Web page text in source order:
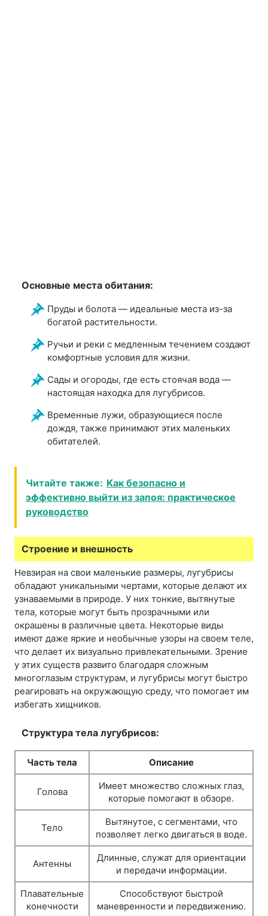
Основные места обитания:
Пруды и болота — идеальные места из-за
богатой растительности.
Ручьи и реки с медленным течением создают
комфортные условия для жизни.
Сады и огороды, где есть стоячая вода —
настоящая находка для лугубрисов.
Временные лужи, образующиеся после
дождя, также принимают этих маленьких
обитателей.
Читайте также: Как безопасно и
эффективно выйти из запоя: практическое
руководство
Строение и внешность
Невзирая на свои маленькие размеры, лугубрисы
обладают уникальными чертами, которые делают их
узнаваемыми в природе. У них тонкие, вытянутые
тела, которые могут быть прозрачными или
окрашены в различные цвета. Некоторые виды
имеют даже яркие и необычные узоры на своем теле,
что делает их визуально привлекательными. Зрение
у этих существ развито благодаря сложным
многоглазым структурам, и лугубрисы могут быстро
реагировать на окружающую среду, что помогает им
избегать хищников.
Структура тела лугубрисов:
Часть тела Описание
Голова
Имеет множество сложных глаз,
которые помогают в обзоре.
Тело
Вытянутое, с сегментами, что
позволяет легко двигаться в воде.
Антенны
Длинные, служат для ориентации
и передачи информации.
Плавательные
конечности
Способствуют быстрой
маневренности и передвижению.